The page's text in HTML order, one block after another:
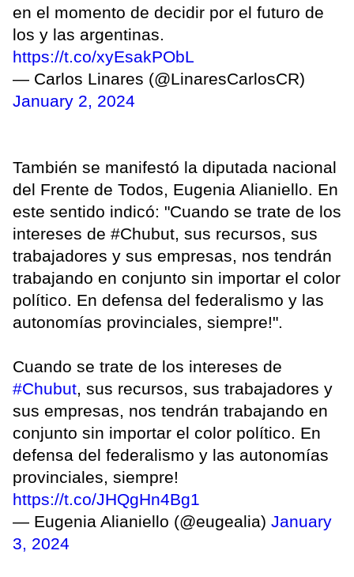
en el momento de decidir por el futuro de
los y las argentinas.
https://t.co/xyEsakPObL
— Carlos Linares (@LinaresCarlosCR)
January 2, 2024
También se manifestó la diputada nacional
del Frente de Todos, Eugenia Alianiello. En
este sentido indicó: "Cuando se trate de los
intereses de #Chubut, sus recursos, sus
trabajadores y sus empresas, nos tendrán
trabajando en conjunto sin importar el color
político. En defensa del federalismo y las
autonomías provinciales, siempre!".
Cuando se trate de los intereses de
#Chubut, sus recursos, sus trabajadores y
sus empresas, nos tendrán trabajando en
conjunto sin importar el color político. En
defensa del federalismo y las autonomías
provinciales, siempre!
https://t.co/JHQgHn4Bg1
— Eugenia Alianiello (@eugealia) January
3, 2024